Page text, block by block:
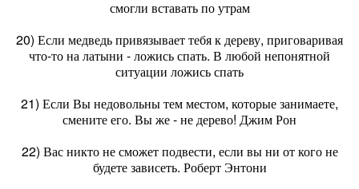
смогли вставать по утрам
20) Если медведь привязывает тебя к дереву, приговаривая
что-то на латыни - ложись спать. В любой непонятной
ситуации ложись спать
21) Если Вы недовольны тем местом, которые занимаете,
смените его. Вы же - не дерево! Джим Рон
22) Вас никто не сможет подвести, если вы ни от кого не
будете зависеть. Роберт Энтони